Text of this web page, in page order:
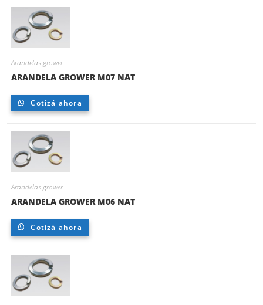
Arandelas grower
ARANDELA GROWER M07 NAT
Cotizá ahora
Arandelas grower
ARANDELA GROWER M06 NAT
Cotizá ahora